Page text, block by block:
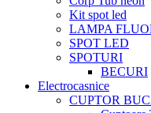
Kit spot led
LAMPA
SPOT LED
SPOTURI
BECURI
Electrocasnice
CUPTOR